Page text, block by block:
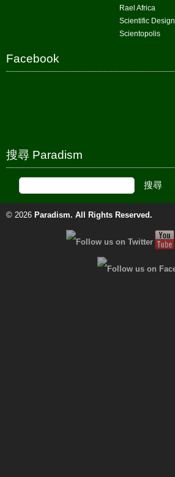
Rael Africa
Scientific Design
Scientopolis
Facebook
搜尋 Paradism
© 2026 Paradism. All Rights Reserved.